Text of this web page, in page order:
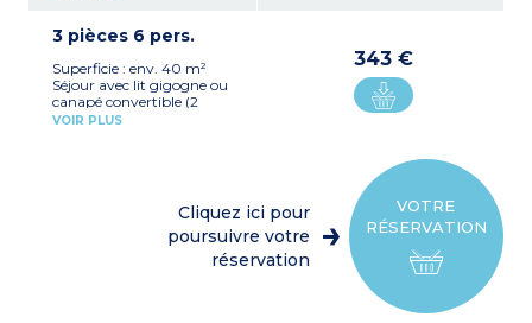
ondes/gril, lave-vaisselle,
Chambre avec 1 grand lit
Salle de bains avec
baignoire et WC, sèche-
cheveux, miroir grossissant
3 pièces 6 pers.
Superficie : env. 40 m²
Séjour avec lit gigogne ou
canapé convertible (2
places)
ondes/gril, lave-vaisselle,
hotte, cafetière électrique,
Chambre avec 1 grand lit
VOIR PLUS
343 €
VOTRE
RÉSERVATION
Cliquez ici pour
poursuivre votre
réservation